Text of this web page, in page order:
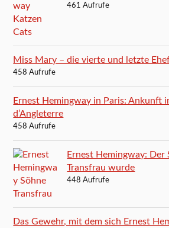
461 Aufrufe
Miss Mary – die vierte und letzte
458 Aufrufe
Ernest Hemingway in Paris: Ankunft
d’Angleterre
458 Aufrufe
Ernest Hemingway: Der
Transfrau wurde
448 Aufrufe
Das Gewehr, mit dem sich Ernest